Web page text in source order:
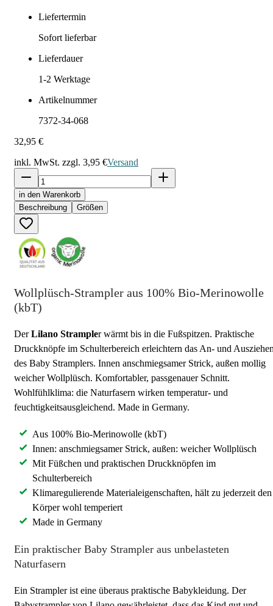
Liefertermin
Sofort lieferbar
Lieferdauer
1-2 Werktage
Artikelnummer
7372-34-068
32,95 €
inkl. MwSt. zzgl. 3,95 €Versand
in den Warenkorb
Beschreibung
Größen
Wollplüsch-Strampler aus 100% Bio-Merinowolle
(kbT)
DerLilano Strampler wärmt bis in die Fußspitzen. Praktische
Druckknöpfe im Schulterbereich erleichtern das An- und
des Baby Stramplers. Innen anschmiegsamer Strick, außen mollig
weicher Wollplüsch. Komfortabler, passgenauer Schnitt.
Wohlfühlklima: die Naturfasern wirken temperatur- und
feuchtigkeitsausgleichend. Made in Germany.
Aus 100% Bio-Merinowolle (kbT)
Innen: anschmiegsamer Strick, außen: weicher Wollplüsch
Mit Füßchen und praktischen Druckknöpfen im
Schulterbereich
Klimaregulierende Materialeigenschaften, hält zu jederzeit den
Körper wohl temperiert
Made in Germany
Ein praktischer Baby Strampler aus unbelasteten
Naturfasern
Ein Strampler ist eine überaus praktische Babykleidung. Der